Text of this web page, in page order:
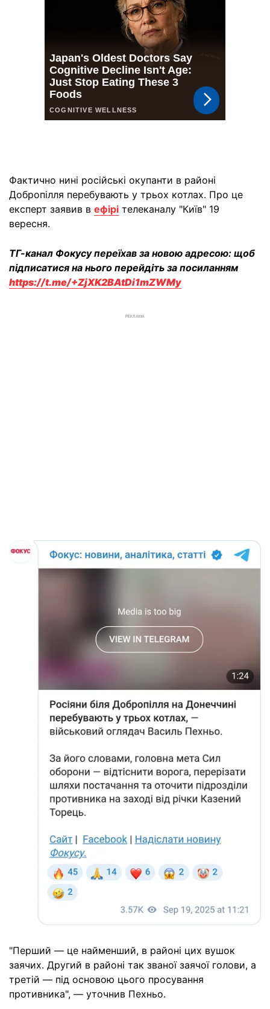
Фактично нині російські окупанти в районі
Добропілля перебувають у трьох котлах. Про це
експерт заявив в ефірі телеканалу "Київ" 19
вересня.
ТГ-канал Фокусу переїхав за новою адресою: щоб
підписатися на нього перейдіть за посиланням
https://t.me/+ZjXK2BAtDi1mZWMy
РЕКЛАМА
"Перший — це найменший, в районі цих вушок
заячих. Другий в районі так званої заячої голови, а
третій — під основою цього просування
противника", — уточнив Пехньо.